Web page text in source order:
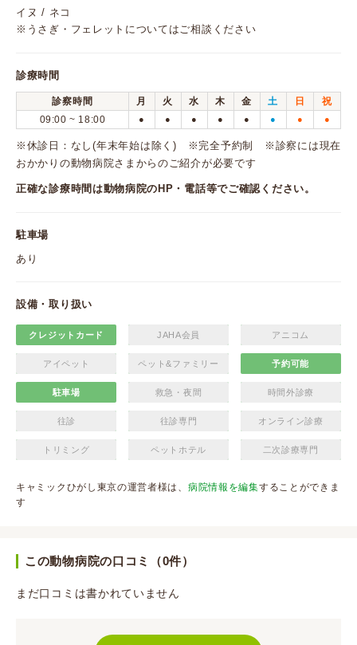
イヌ / ネコ
※うさぎ・フェレットについてはご相談ください
診療時間
診察時間 月 火 水 木 金 土 日
祝
09:00 ~ 18:00
● ● ● ● ● ● ● ●
※休診日：なし(年末年始は除く) ※完全予約制 ※診察には現在
おかかりの動物病院さまからのご紹介が必要です
正確な診療時間は動物病院のHP・電話等でご確認ください。
駐車場
あり
設備・取り扱い
クレジットカード JAHA会員 アニコム
アイペット ペット&ファミリー 予約可能
駐車場 救急・夜間 時間外診療
往診 往診専門 オンライン診療
トリミング ペットホテル 二次診療専門
キャミックひがし東京の運営者様は、 病院情報を編集することができま
す
この動物病院の口コミ（0件）
まだ口コミは書かれていません